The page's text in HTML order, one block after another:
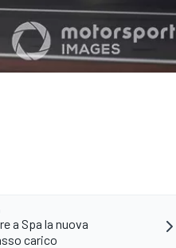
a Spa la nuova
carico